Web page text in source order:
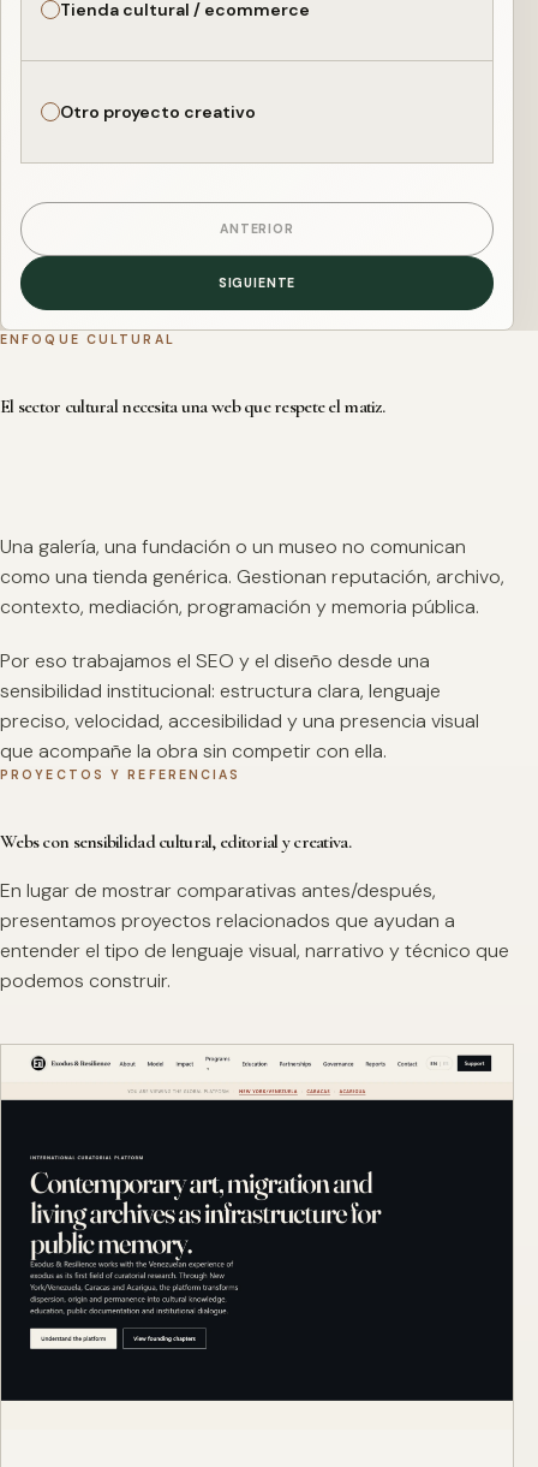
Tienda cultural / ecommerce
Otro proyecto creativo
ANTERIOR
SIGUIENTE
ENFOQUE CULTURAL
El sector cultural necesita una web que respete el matiz.
Una galería, una fundación o un museo no comunican
como una tienda genérica. Gestionan reputación, archivo,
contexto, mediación, programación y memoria pública.
Por eso trabajamos el SEO y el diseño desde una
sensibilidad institucional: estructura clara, lenguaje
preciso, velocidad, accesibilidad y una presencia visual
que acompañe la obra sin competir con ella.
PROYECTOS Y REFERENCIAS
Webs con sensibilidad cultural, editorial y creativa.
En lugar de mostrar comparativas antes/después,
presentamos proyectos relacionados que ayudan a
entender el tipo de lenguaje visual, narrativo y técnico que
podemos construir.